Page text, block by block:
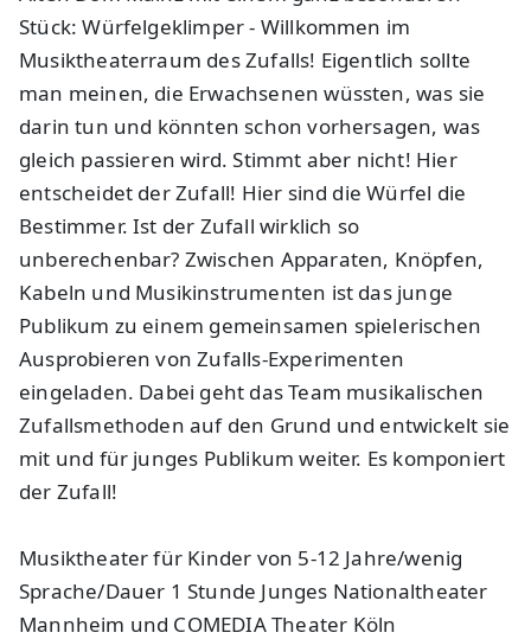
Stück: Würfelgeklimper - Willkommen im
Musiktheaterraum des Zufalls! Eigentlich sollte
man meinen, die Erwachsenen wüssten, was sie
darin tun und könnten schon vorhersagen, was
gleich passieren wird. Stimmt aber nicht! Hier
entscheidet der Zufall! Hier sind die Würfel die
Bestimmer. Ist der Zufall wirklich so
unberechenbar? Zwischen Apparaten, Knöpfen,
Kabeln und Musikinstrumenten ist das junge
Publikum zu einem gemeinsamen spielerischen
Ausprobieren von Zufalls-Experimenten
eingeladen. Dabei geht das Team musikalischen
Zufallsmethoden auf den Grund und entwickelt sie
mit und für junges Publikum weiter. Es komponiert
der Zufall!
Musiktheater für Kinder von 5-12 Jahre/wenig
Sprache/Dauer 1 Stunde Junges Nationaltheater
Mannheim und COMEDIA Theater Köln